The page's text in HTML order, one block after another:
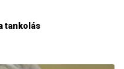
tankolás